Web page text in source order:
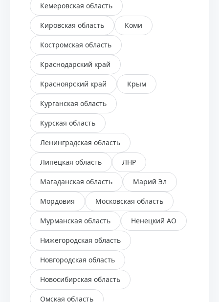
Кемеровская область
Кировская область Коми
Костромская область
Краснодарский край
Красноярский край Крым
Курганская область
Курская область
Ленинградская область
Липецкая область ЛНР
Магаданская область Марий Эл
Мордовия Московская область
Мурманская область Ненецкий АО
Нижегородская область
Новгородская область
Новосибирская область
Омская область